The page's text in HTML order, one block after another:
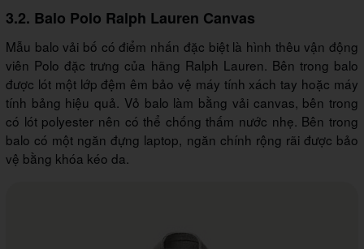
3.2. Balo Polo Ralph Lauren Canvas
Mẫu balo vải bố có điểm nhấn đặc biệt là hình thêu vận động
viên Polo đặc trưng của hãng Ralph Lauren. Bên trong balo
được lót một lớp đệm êm bảo vệ máy tính xách tay hoặc máy
tính bảng hiệu quả. Vỏ balo làm bằng vải canvas, bên trong
có lót polyester nên có thể chống thấm nước nhẹ. Bên trong
balo có một ngăn đựng laptop, ngăn chính rộng rãi được bảo
vệ bằng khóa kéo da.